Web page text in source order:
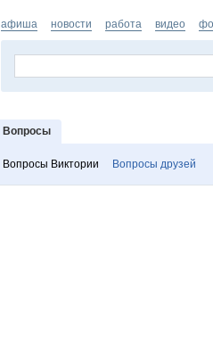
афиша новости работа видео
Вопросы
Вопросы Виктории Вопросы друзей